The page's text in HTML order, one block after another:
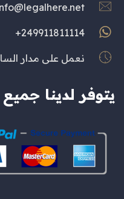
249911811114+
نعمل على مدار الساعة
يتوفر لدينا